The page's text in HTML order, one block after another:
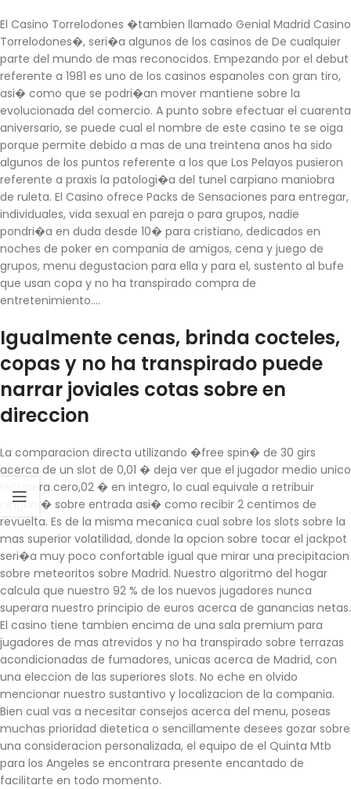
El Casino Torrelodones �tambien llamado Genial Madrid Casino
Torrelodones�, seri�a algunos de los casinos de De cualquier
parte del mundo de mas reconocidos. Empezando por el debut
referente a 1981 es uno de los casinos espanoles con gran tiro,
asi� como que se podri�an mover mantiene sobre la
evolucionada del comercio. A punto sobre efectuar el cuarenta
aniversario, se puede cual el nombre de este casino te se oiga
porque permite debido a mas de una treintena anos ha sido
algunos de los puntos referente a los que Los Pelayos pusieron
referente a praxis la patologi�a del tunel carpiano maniobra
de ruleta. El Casino ofrece Packs de Sensaciones para entregar,
individuales, vida sexual en pareja o para grupos, nadie
pondri�a en duda desde 10� para cristiano, dedicados en
noches de poker en compania de amigos, cena y juego de
grupos, menu degustacion para ella y para el, sustento al bufe
que usan copa y no ha transpirado compra de
entretenimiento….
Igualmente cenas, brinda cocteles,
copas y no ha transpirado puede
narrar joviales cotas sobre en
direccion
La comparacion directa utilizando �free spin� de 30 girs
acerca de un slot de 0,01 � deja ver que el jugador medio unico
recupera cero,02 � en integro, lo cual equivale a retribuir
ningun � sobre entrada asi� como recibir 2 centimos de
revuelta. Es de la misma mecanica cual sobre los slots sobre la
mas superior volatilidad, donde la opcion sobre tocar el jackpot
seri�a muy poco confortable igual que mirar una precipitacion
sobre meteoritos sobre Madrid. Nuestro algoritmo del hogar
calcula que nuestro 92 % de los nuevos jugadores nunca
superara nuestro principio de euros acerca de ganancias netas.
El casino tiene tambien encima de una sala premium para
jugadores de mas atrevidos y no ha transpirado sobre terrazas
acondicionadas de fumadores, unicas acerca de Madrid, con
una eleccion de las superiores slots. No eche en olvido
mencionar nuestro sustantivo y localizacion de la compania.
Bien cual vas a necesitar consejos acerca del menu, poseas
muchas prioridad dietetica o sencillamente desees gozar sobre
una consideracion personalizada, el equipo de el Quinta Mtb
para los Angeles se encontrara presente encantado de
facilitarte en todo momento.